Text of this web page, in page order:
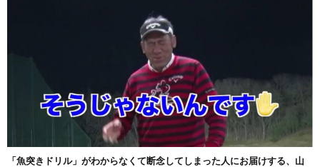
「魚突きドリル」がわからなくて断念してしまった人にお届けする、山